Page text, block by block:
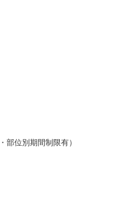
部位別期間制限有）